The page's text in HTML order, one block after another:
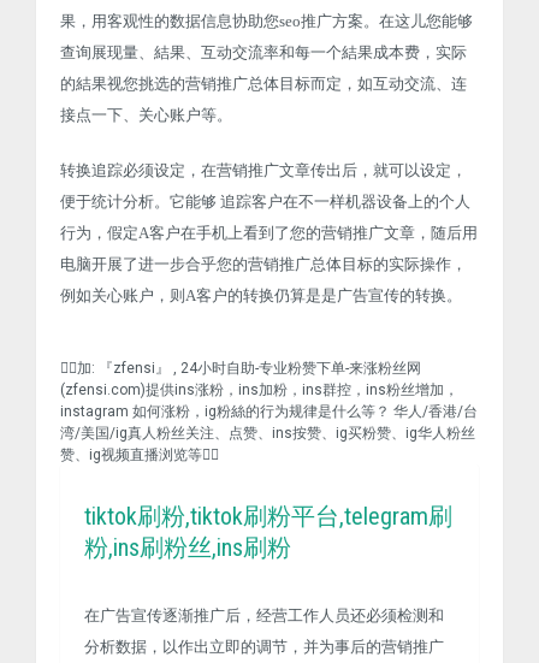
果，用客观性的数据信息协助您seo推广方案。在这儿您能够
查询展现量、結果、互动交流率和每一个結果成本费，实际
的結果视您挑选的营销推广总体目标而定，如互动交流、连
接点一下、关心账户等。
转换追踪必须设定，在营销推广文章传出后，就可以设定，
便于统计分析。它能够 追踪客户在不一样机器设备上的个人
行为，假定A客户在手机上看到了您的营销推广文章，随后用
电脑开展了进一步合乎您的营销推广总体目标的实际操作，
例如关心账户，则A客户的转换仍算是是广告宣传的转换。
❤️‍🔥加: 『zfensi』 , 24小时自助-专业粉赞下单-来涨粉丝网
(zfensi.com)提供ins涨粉，ins加粉，ins群控，ins粉丝增加，
instagram 如何涨粉，ig粉絲的行为规律是什么等？ 华人/香港/台
湾/美国/ig真人粉丝关注、点赞、ins按赞、ig买粉赞、ig华人粉丝
赞、ig视频直播浏览等❤️‍🔥
tiktok刷粉,tiktok刷粉平台,telegram刷
粉,ins刷粉丝,ins刷粉
在广告宣传逐渐推广后，经营工作人员还必须检测和
分析数据，以作出立即的调节，并为事后的营销推广